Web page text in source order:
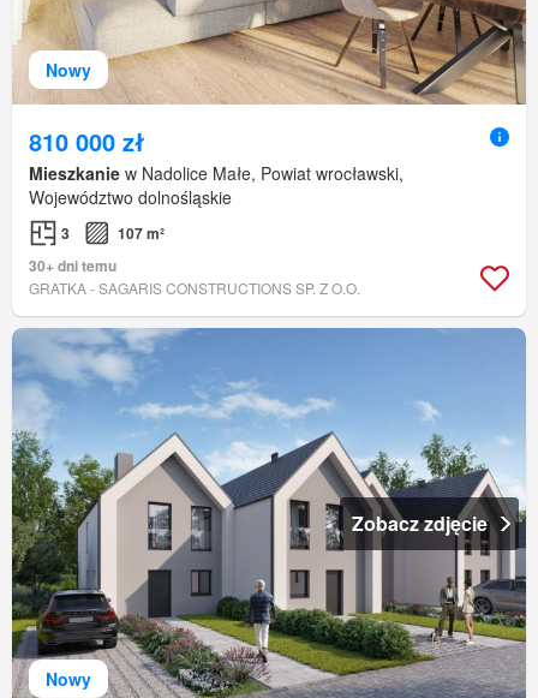
Nowy
810 000 zł
Mieszkanie w Nadolice Małe, Powiat wrocławski,
Województwo dolnośląskie
3
107 m²
30+ dni temu
GRATKA - SAGARIS CONSTRUCTIONS SP. Z O.O.
Nowy
Zobacz zdjęcie